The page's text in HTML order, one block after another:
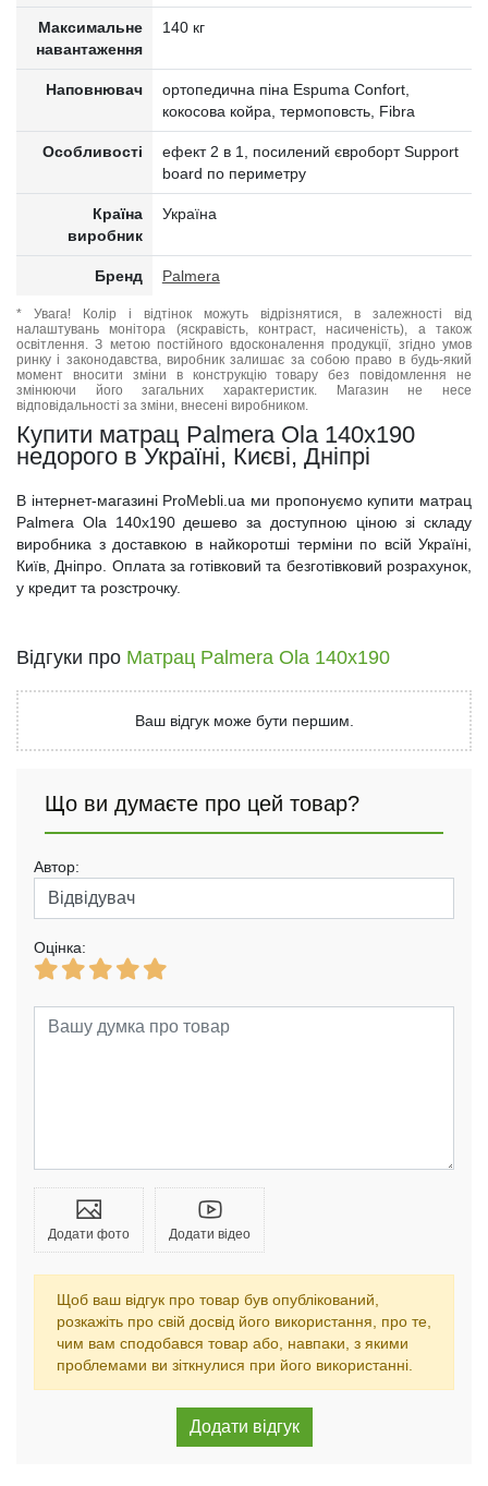
Максимальне
навантаження
140 кг
Наповнювач
ортопедична піна Espuma Confort,
кокосова койра, термоповсть, Fibra
Особливості
ефект 2 в 1, посилений євроборт Support
board по периметру
Країна
виробник
Україна
Бренд Palmera
* Увага! Колір і відтінок можуть відрізнятися, в залежності від
налаштувань монітора (яскравість, контраст, насиченість), а також
освітлення. З метою постійного вдосконалення продукції, згідно умов
ринку і законодавства, виробник залишає за собою право в будь-який
момент вносити зміни в конструкцію товару без повідомлення не
змінюючи його загальних характеристик. Магазин не несе
відповідальності за зміни, внесені виробником.
Купити матрац Palmera Ola 140x190
недорого в Україні, Києві, Дніпрі
В інтернет-магазині ProMebli.ua ми пропонуємо купити матрац
Palmera Ola 140x190 дешево за доступною ціною зі складу
виробника з доставкою в найкоротші терміни по всій Україні,
Київ, Дніпро. Оплата за готівковий та безготівковий розрахунок,
у кредит та розстрочку.
Відгуки про Матрац Palmera Ola 140x190
Ваш відгук може бути першим.
Що ви думаєте про цей товар?
Автор:
Оцінка:
Додати фото Додати відео
Щоб ваш відгук про товар був опублікований,
розкажіть про свій досвід його використання, про те,
чим вам сподобався товар або, навпаки, з якими
проблемами ви зіткнулися при його використанні.